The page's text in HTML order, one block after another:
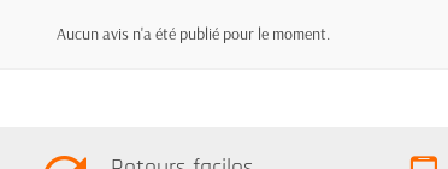
Aucun avis n'a été publié pour le moment.